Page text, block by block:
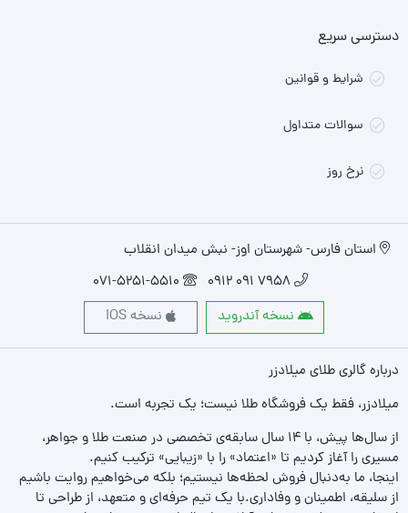
دسترسی سریع
شرایط و قوانین
سوالات متداول
نرخ روز
استان فارس- شهرستان اوز- نبش میدان انقلاب
7958 091 0912
071-5251-5510
نسخه آندروید
نسخه IOS
درباره گالری طلای میلادزر
میلادزر، فقط یک فروشگاه طلا نیست؛ یک تجربه‌ است.
از سال‌ها پیش، با ۱۴ سال سابقه‌ی تخصصی در صنعت طلا و جواهر،
مسیری را آغاز کردیم تا «اعتماد» را با «زیبایی» ترکیب کنیم.
اینجا، ما به‌دنبال فروش لحظه‌ها نیستیم؛ بلکه می‌خواهیم روایت باشیم
از سلیقه، اطمینان و وفاداری.با یک تیم حرفه‌ای و متعهد، از طراحی تا